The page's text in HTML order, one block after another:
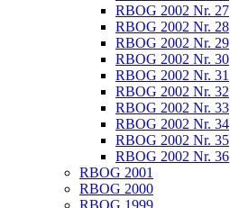
RBOG 2002 Nr. 27
RBOG 2002 Nr. 28
RBOG 2002 Nr. 29
RBOG 2002 Nr. 30
RBOG 2002 Nr. 31
RBOG 2002 Nr. 32
RBOG 2002 Nr. 33
RBOG 2002 Nr. 34
RBOG 2002 Nr. 35
RBOG 2002 Nr. 36
RBOG 2001
RBOG 2000
RBOG 1999